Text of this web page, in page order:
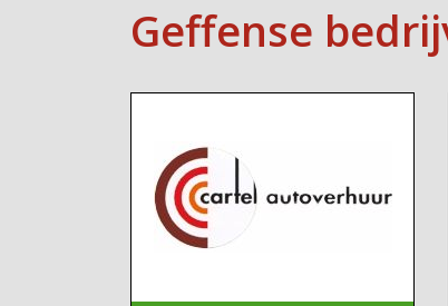
Geffense